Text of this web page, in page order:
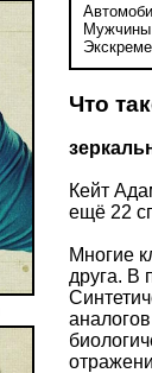
Мужчины
Что
Кейт
ещё 22
Многие
друга. В